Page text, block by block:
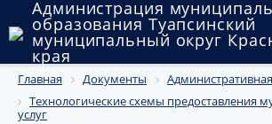
Администрация
образования Туапсинский
муниципальный округ
края
Округ
Главная Документы
Технологические схемы предоставления
услуг